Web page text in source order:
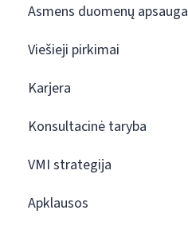
Asmens duomenų apsauga
Viešieji pirkimai
Karjera
Konsultacinė taryba
VMI strategija
Apklausos